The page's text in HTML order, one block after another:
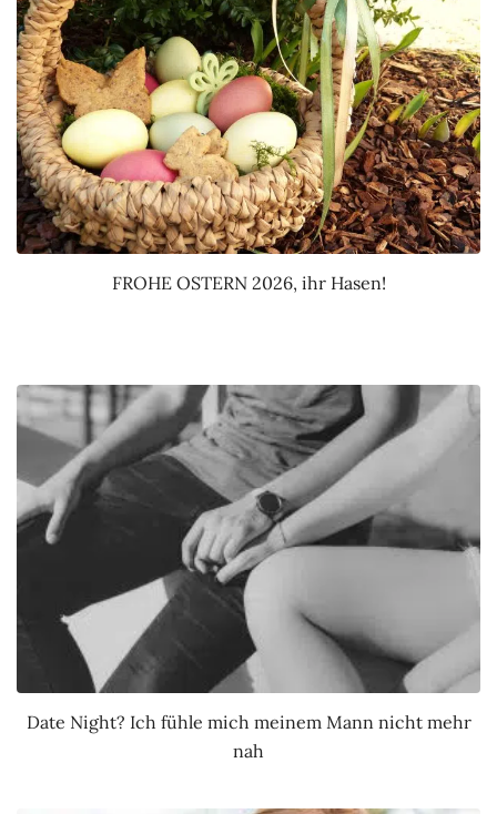
FROHE OSTERN 2026, ihr Hasen!
Date Night? Ich fühle mich meinem Mann nicht mehr
nah